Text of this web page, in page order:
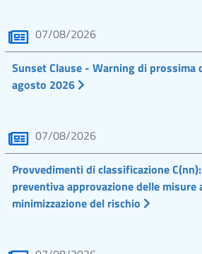
07/08/2026
Sunset Clause - Warning di prossima
agosto 2026
07/08/2026
Provvedimenti di classificazione
preventiva approvazione delle misure
minimizzazione del rischio